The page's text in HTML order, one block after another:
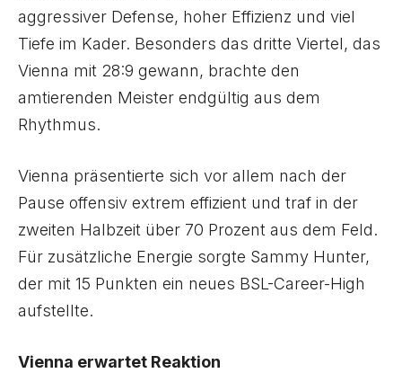
aggressiver Defense, hoher Effizienz und viel
Tiefe im Kader. Besonders das dritte Viertel, das
Vienna mit 28:9 gewann, brachte den
amtierenden Meister endgültig aus dem
Rhythmus.
Vienna präsentierte sich vor allem nach der
Pause offensiv extrem effizient und traf in der
zweiten Halbzeit über 70 Prozent aus dem Feld.
Für zusätzliche Energie sorgte Sammy Hunter,
der mit 15 Punkten ein neues BSL-Career-High
aufstellte.
Vienna erwartet Reaktion